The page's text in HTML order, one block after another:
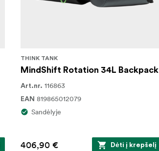
THINK TANK
MindShift Rotation 34L Backpack
Art.nr. 116863
EAN 819865012079
Sandėlyje
406,90 € Dėti į krepšelį